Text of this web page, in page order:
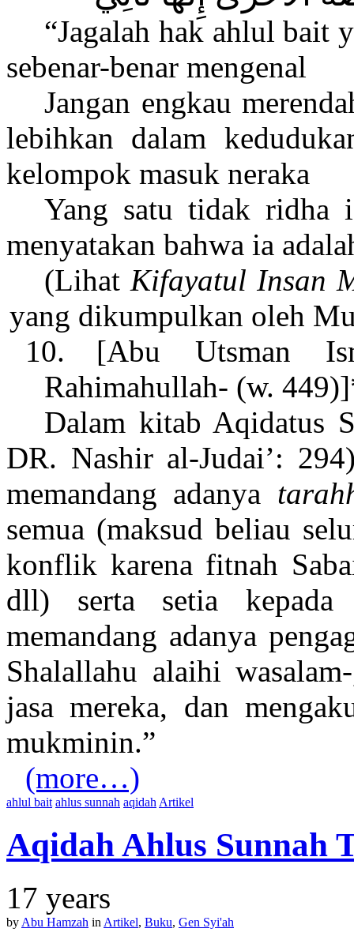
“Jagalah hak ahlul bait
sebenar-benar mengenal
Jangan engkau
lebihkan dalam
kelompok masuk neraka
Yang satu tidak
menyatakan bahwa ia
(Lihat Kifayatul Insan
yang dikumpulkan oleh
10.
[Abu Utsman
Rahimahullah- (w.
Dalam kitab Aqidatus
DR. Nashir al-Judai’:
memandang adanya
semua (maksud beliau
konflik karena fitnah
dll) serta setia kepada
memandang adanya
Shalallahu alaihi
jasa mereka, dan
mukminin.”
(more…)
ahlul bait ahlus sunnah aqidah Artikel
Aqidah Ahlus Sunnah
17 years
by Abu Hamzah in Artikel, Buku, Gen Syi'ah